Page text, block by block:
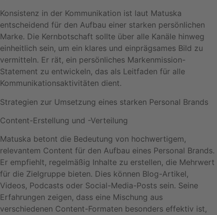
Konsistenz in der Kommunikation ist laut Matuska
entscheidend für den Aufbau einer starken persönlichen
Marke. Die Kernbotschaft sollte über alle Kanäle hinweg
einheitlich sein, um ein klares und einprägsames Bild zu
vermitteln. Er rät, ein persönliches Markenmission-
Statement zu entwickeln, das als Leitfaden für alle
Kommunikationsaktivitäten dient.
Strategien zur Umsetzung eines starken Personal Brands
Content-Erstellung und -Verteilung
Matuska betont die Bedeutung von hochwertigem,
relevantem Content für den Aufbau eines Personal Brands.
Er empfiehlt, regelmäßig Inhalte zu erstellen, die Mehrwert
für die Zielgruppe bieten. Dies können Blog-Artikel,
Videos, Podcasts oder Social-Media-Posts sein. Seine
Erfahrungen zeigen, dass eine Mischung aus
verschiedenen Content-Formaten besonders effektiv ist,